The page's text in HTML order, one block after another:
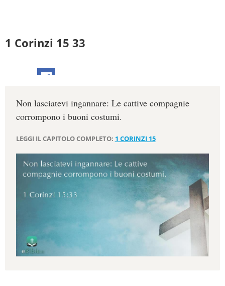
1 Corinzi 15 33
Non lasciatevi ingannare: Le cattive compagnie
corrompono i buoni costumi.
LEGGI IL CAPITOLO COMPLETO: 1 CORINZI 15